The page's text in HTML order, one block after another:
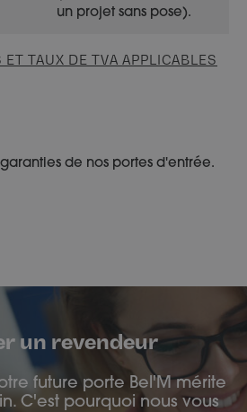
un projet sans pose).
TAUX DE TVA APPLICABLES
de nos portes d'entrée.
un revendeur
future porte Bel'M mérite
C'est pourquoi nous vous